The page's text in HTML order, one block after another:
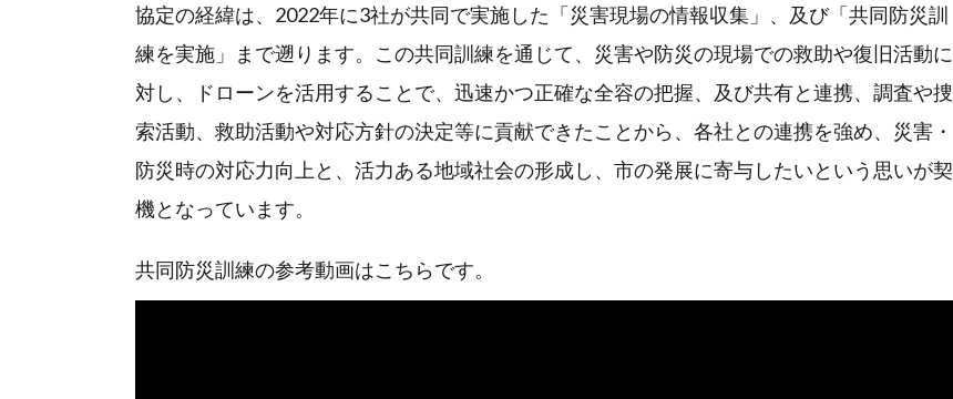
協定の経緯は、2022年に3社が共同で実施した「災害現場の情報収集」、及び「共同防災訓
練を実施」まで遡ります。この共同訓練を通じて、災害や防災の現場での救助や復旧活動に
対し、ドローンを活用することで、迅速かつ正確な全容の把握、及び共有と連携、調査や捜
索活動、救助活動や対応方針の決定等に貢献できたことから、各社との連携を強め、災害・
防災時の対応力向上と、活力ある地域社会の形成し、市の発展に寄与したいという思いが契
機となっています。
共同防災訓練の参考動画はこちらです。